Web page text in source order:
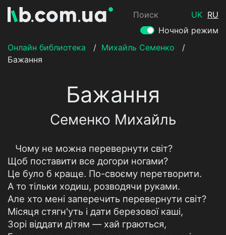
Поиск UK RU
Ночной режим
Онлайн библиотека
/ Михайль Семенко
/
Бажання
Бажання
Семенко Михайль
Чому не можна перевернути світ?
Щоб поставити все догори ногами?
Це було б краще. По-своєму перетворити.
А то тільки ходиш, розводячи руками.
Але хто мені заперечить перевернути світ?
Місяця стягн'уть і дати березової каші,
Зорі віддати дітям — хай граються,